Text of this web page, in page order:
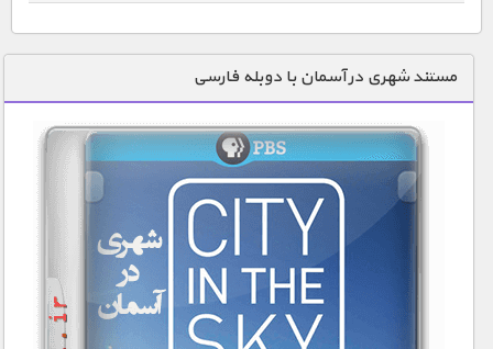
دنیای خوراکی ها
زمین شناسی / محیط زیست
سازه/ معماری/ مهندسی
سرگرمی
شناخت کودکان
طبیعت
مستند شهری در آسمان با دوبله فارسی